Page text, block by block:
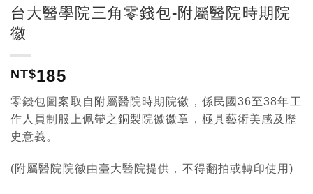
台大醫學院三角零錢包-附屬醫院時期院
徽
NT$185
零錢包圖案取自附屬醫院時期院徽，係民國36至38年工
作人員制服上佩帶之銅製院徽徽章，極具藝術美感及歷
史意義。
(附屬醫院院徽由臺大醫院提供，不得翻拍或轉印使用)